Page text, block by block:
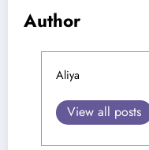
Author
Aliya
View all posts